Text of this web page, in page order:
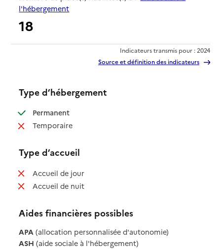
l'hébergement
18
Indicateurs transmis pour : 2024
Source et définition des indicateurs
Type d’hébergement
Permanent: disponible
Temporaire: non disponible
Type d’accueil
Accueil de jour: non disponible
Accueil de nuit: non disponible
Aides financières possibles
APA (allocation personnalisée d'autonomie)
ASH (aide sociale à l'hébergement)